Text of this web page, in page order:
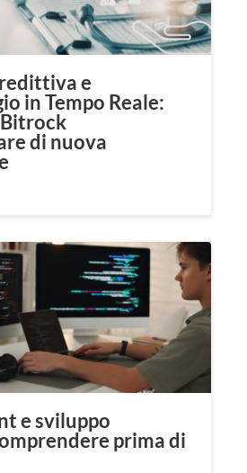
e
in Tempo Reale:
Bitrock
di nuova
e sviluppo
prima di